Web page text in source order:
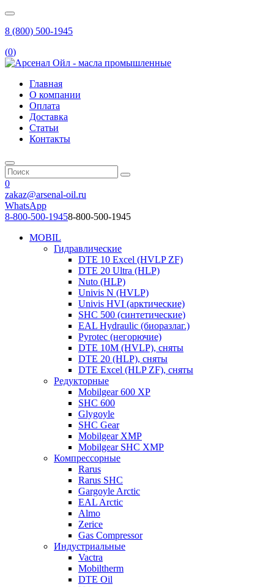
8 (800) 500-1945
(0)
Главная
О компании
Оплата
Доставка
Статьи
Контакты
0
zakaz@arsenal-oil.ru
WhatsApp
8-800-500-19458-800-500-1945
MOBIL
Гидравлические
DTE 10 Excel (HVLP ZF)
DTE 20 Ultra (HLP)
Nuto (HLP)
Univis N (HVLP)
Univis HVI (арктические)
SHC 500 (синтетические)
EAL Hydraulic (биоразлаг.)
Pyrotec (негорючие)
DTE 10M (HVLP), сняты
DTE 20 (HLP), сняты
DTE Excel (HLP ZF), сняты
Редукторные
Mobilgear 600 XP
SHC 600
Glygoyle
SHC Gear
Mobilgear XMP
Mobilgear SHC XMP
Компрессорные
Rarus
Rarus SHC
Gargoyle Arctic
EAL Arctic
Almo
Zerice
Gas Compressor
Индустриальные
Vactra
Mobiltherm
DTE Oil